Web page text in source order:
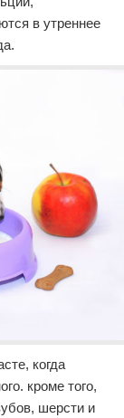
в утреннее
когда
кроме того,
шерсти и